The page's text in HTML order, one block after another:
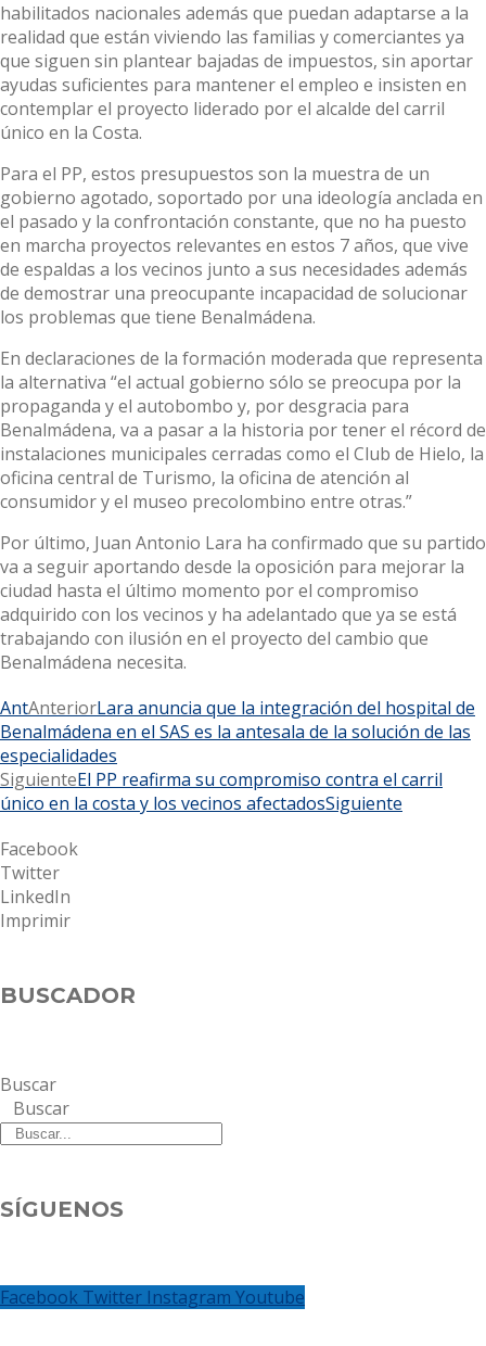
habilitados nacionales además que puedan adaptarse a la
realidad que están viviendo las familias y comerciantes ya
que siguen sin plantear bajadas de impuestos, sin aportar
ayudas suficientes para mantener el empleo e insisten en
contemplar el proyecto liderado por el alcalde del carril
único en la Costa.
Para el PP, estos presupuestos son la muestra de un
gobierno agotado, soportado por una ideología anclada en
el pasado y la confrontación constante, que no ha puesto
en marcha proyectos relevantes en estos 7 años, que vive
de espaldas a los vecinos junto a sus necesidades además
de demostrar una preocupante incapacidad de solucionar
los problemas que tiene Benalmádena.
En declaraciones de la formación moderada que representa
la alternativa “el actual gobierno sólo se preocupa por la
propaganda y el autobombo y, por desgracia para
Benalmádena, va a pasar a la historia por tener el récord de
instalaciones municipales cerradas como el Club de Hielo, la
oficina central de Turismo, la oficina de atención al
consumidor y el museo precolombino entre otras.”
Por último, Juan Antonio Lara ha confirmado que su partido
va a seguir aportando desde la oposición para mejorar la
ciudad hasta el último momento por el compromiso
adquirido con los vecinos y ha adelantado que ya se está
trabajando con ilusión en el proyecto del cambio que
Benalmádena necesita.
AntAnteriorLara anuncia que la integración del hospital de
Benalmádena en el SAS es la antesala de la solución de las
especialidades
SiguienteEl PP reafirma su compromiso contra el carril
único en la costa y los vecinos afectadosSiguiente
Facebook
Twitter
LinkedIn
Imprimir
BUSCADOR
Buscar
Buscar
SÍGUENOS
Facebook Twitter Instagram Youtube